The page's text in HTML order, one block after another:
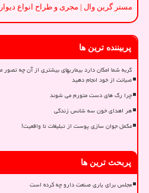
مستر گرین وال | مجری و طراح انواع
پربیننده ترین ها
گربه شما امکان دارد بیماریهای بیشتری از آن چه تصور
صیانت از خود انجام دهید
چرا رگ های دست متورم می شوند
هر اهدای خون سه شانس زندگی
مکمل جوان سازی پوست از تبلیغات تا واقعیت!
پربحث ترین ها
مجلس برای یاری صنعت دارو چه کرده است